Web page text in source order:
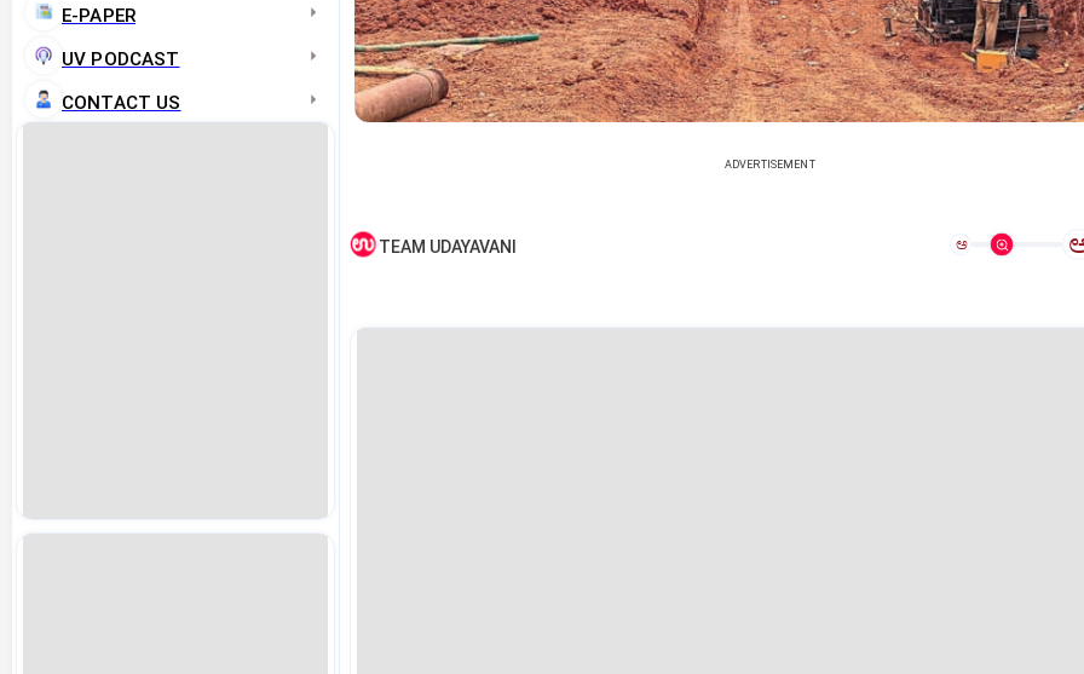
E-PAPER
UV PODCAST
CONTACT US
ADVERTISEMENT
TEAM UDAYAVANI ಅ